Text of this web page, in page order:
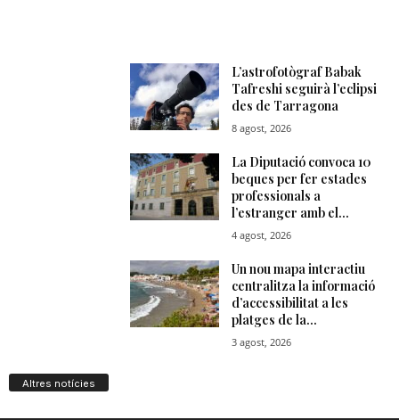
Altres notícies